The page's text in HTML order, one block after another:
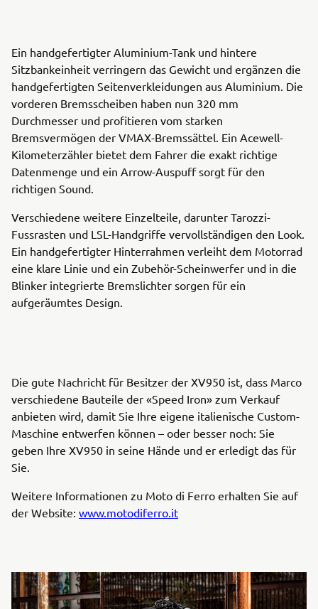
Ein handgefertigter Aluminium-Tank und hintere
Sitzbankeinheit verringern das Gewicht und ergänzen die
handgefertigten Seitenverkleidungen aus Aluminium. Die
vorderen Bremsscheiben haben nun 320 mm
Durchmesser und profitieren vom starken
Bremsvermögen der VMAX-Bremssättel. Ein Acewell-
Kilometerzähler bietet dem Fahrer die exakt richtige
Datenmenge und ein Arrow-Auspuff sorgt für den
richtigen Sound.
Verschiedene weitere Einzelteile, darunter Tarozzi-
Fussrasten und LSL-Handgriffe vervollständigen den Look.
Ein handgefertigter Hinterrahmen verleiht dem Motorrad
eine klare Linie und ein Zubehör-Scheinwerfer und in die
Blinker integrierte Bremslichter sorgen für ein
aufgeräumtes Design.
Die gute Nachricht für Besitzer der XV950 ist, dass Marco
verschiedene Bauteile der «Speed Iron» zum Verkauf
anbieten wird, damit Sie Ihre eigene italienische Custom-
Maschine entwerfen können – oder besser noch: Sie
geben Ihre XV950 in seine Hände und er erledigt das für
Sie.
Weitere Informationen zu Moto di Ferro erhalten Sie auf
der Website: www.motodiferro.it